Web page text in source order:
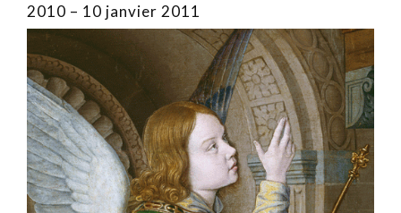
2010 – 10 janvier 2011